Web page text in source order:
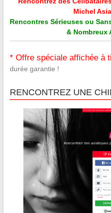
Michel
Rencontres Sérieuses ou
& Nombreux
* Offre spéciale affichée à
durée garantie !
RENCONTREZ UNE